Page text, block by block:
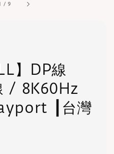
/9
】DP線
/ 8K60Hz
┃台灣